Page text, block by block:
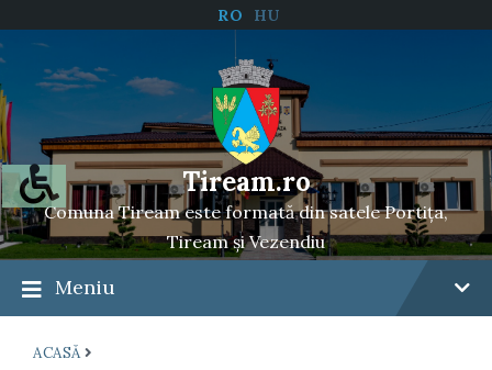
RO HU
Tiream.ro
Comuna Tiream este formată din satele Portița,
Tiream și Vezendiu
Meniu
ACASĂ